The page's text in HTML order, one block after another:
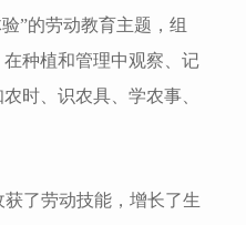
”的劳动教育主题，组
种植和管理中观察、记
时、识农具、学农事、
获了劳动技能，增长了生